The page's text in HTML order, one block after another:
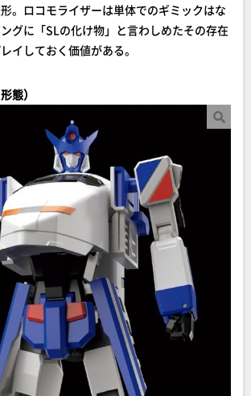
。ロコモライザーは単体でのギミックはな
グに「SLの化け物」と言わしめたその存在
イしておく価値がある。
態）